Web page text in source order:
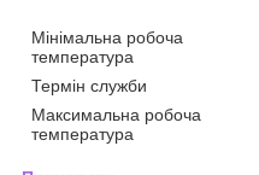
Мінімальна робоча
температура
Термін служби
Максимальна робоча
температура